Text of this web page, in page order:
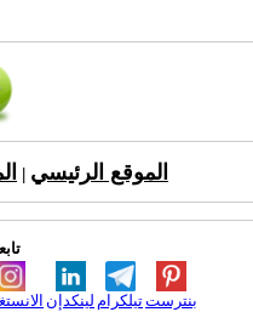
الموقع الرئيسي
لينكدإن تيلكرامبنترست